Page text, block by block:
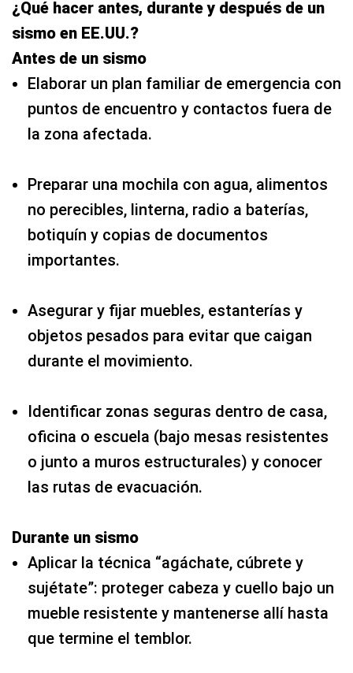
¿Qué hacer antes, durante y después de un
sismo en EE.UU.?
Antes de un sismo
Elaborar un plan familiar de emergencia con
puntos de encuentro y contactos fuera de
la zona afectada.
Preparar una mochila con agua, alimentos
no perecibles, linterna, radio a baterías,
botiquín y copias de documentos
importantes.
Asegurar y fijar muebles, estanterías y
objetos pesados para evitar que caigan
durante el movimiento.
Identificar zonas seguras dentro de casa,
oficina o escuela (bajo mesas resistentes
o junto a muros estructurales) y conocer
las rutas de evacuación.
Durante un sismo
Aplicar la técnica “agáchate, cúbrete y
sujétate”: proteger cabeza y cuello bajo un
mueble resistente y mantenerse allí hasta
que termine el temblor.